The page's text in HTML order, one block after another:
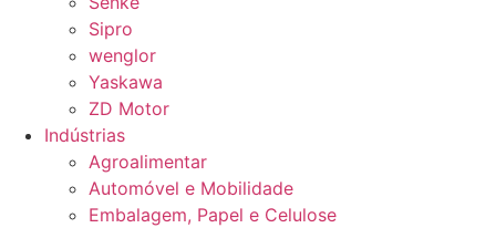
Sipro
wenglor
Yaskawa
ZD Motor
Indústrias
Agroalimentar
Automóvel e Mobilidade
Embalagem, Papel e Celulose